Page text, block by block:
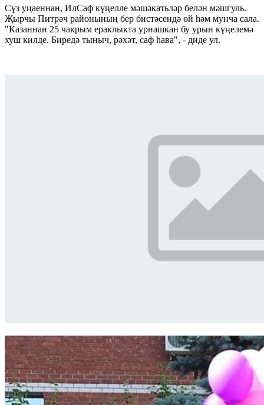
Сүз уңаеннан, ИлСаф күңелле мәшәкатьләр белән мәшгуль.
Җырчы Питрәч районының бер бистәсендә өй һәм мунча сала.
"Казаннан 25 чакрым ераклыкта урнашкан бу урын күңелемә
хуш килде. Биредә тыныч, рәхәт, саф һава", - диде ул.